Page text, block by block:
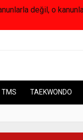
değil, o
TMS TAEKWONDO